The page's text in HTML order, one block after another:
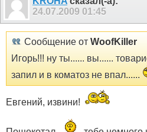
24.07.2009 01:45
Сообщение от WoofKiller
Игорь!!! ну ты...... вы......
запил и в коматоз не впал......
Евгений, извини!